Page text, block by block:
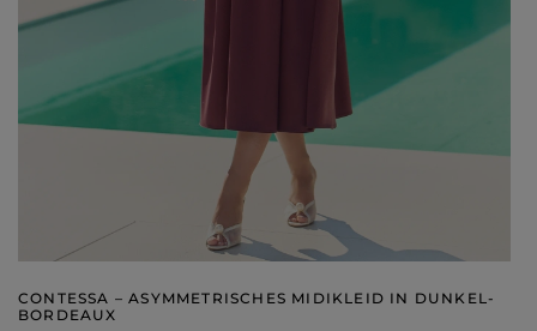
CONTESSA – ASYMMETRISCHES MIDIKLEID IN DUNKEL-
BORDEAUX